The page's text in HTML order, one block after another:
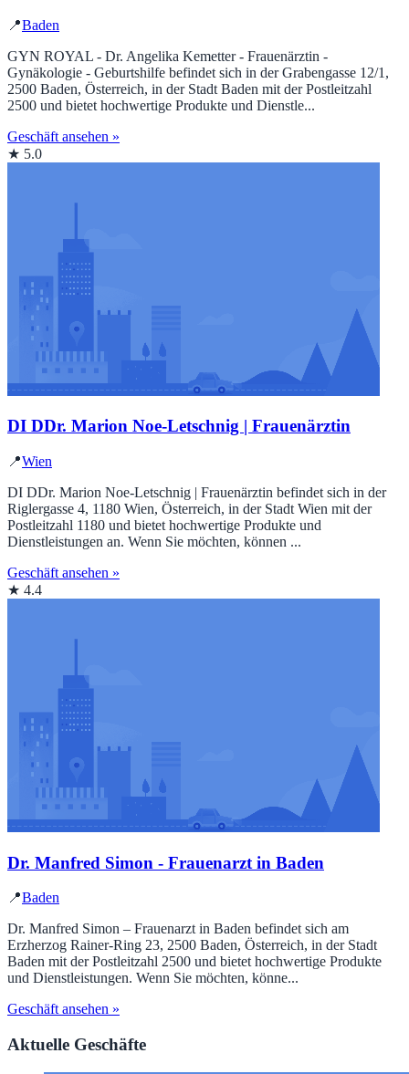
📍Baden
GYN ROYAL - Dr. Angelika Kemetter - Frauenärztin -
Gynäkologie - Geburtshilfe befindet sich in der Grabengasse 12/1,
2500 Baden, Österreich, in der Stadt Baden mit der Postleitzahl
2500 und bietet hochwertige Produkte und Dienstle...
Geschäft ansehen »
★ 5.0
DI DDr. Marion Noe-Letschnig | Frauenärztin
📍Wien
DI DDr. Marion Noe-Letschnig | Frauenärztin befindet sich in der
Riglergasse 4, 1180 Wien, Österreich, in der Stadt Wien mit der
Postleitzahl 1180 und bietet hochwertige Produkte und
Dienstleistungen an. Wenn Sie möchten, können ...
Geschäft ansehen »
★ 4.4
Dr. Manfred Simon - Frauenarzt in Baden
📍Baden
Dr. Manfred Simon – Frauenarzt in Baden befindet sich am
Erzherzog Rainer-Ring 23, 2500 Baden, Österreich, in der Stadt
Baden mit der Postleitzahl 2500 und bietet hochwertige Produkte
und Dienstleistungen. Wenn Sie möchten, könne...
Geschäft ansehen »
Aktuelle Geschäfte